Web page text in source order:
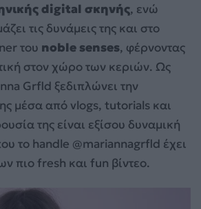
digital σκηνής, ενώ
τις δυνάμεις της και στο
του noble senses, φέρνοντας
στον χώρο των κεριών. Ως
Grfld ξεδιπλώνει την
μέσα από vlogs, tutorials και
της είναι εξίσου δυναμική
το handle @mariannagrfld έχει
πιο fresh και fun βίντεο.